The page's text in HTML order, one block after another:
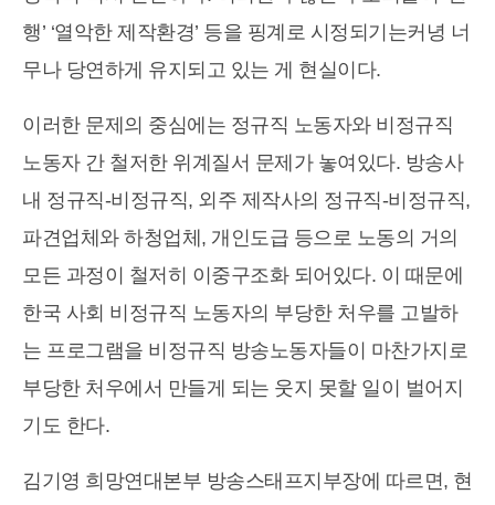
행’ ‘열악한 제작환경’ 등을 핑계로 시정되기는커녕 너
무나 당연하게 유지되고 있는 게 현실이다.
이러한 문제의 중심에는 정규직 노동자와 비정규직
노동자 간 철저한 위계질서 문제가 놓여있다. 방송사
내 정규직-비정규직, 외주 제작사의 정규직-비정규직,
파견업체와 하청업체, 개인도급 등으로 노동의 거의
모든 과정이 철저히 이중구조화 되어있다. 이 때문에
한국 사회 비정규직 노동자의 부당한 처우를 고발하
는 프로그램을 비정규직 방송노동자들이 마찬가지로
부당한 처우에서 만들게 되는 웃지 못할 일이 벌어지
기도 한다.
김기영 희망연대본부 방송스태프지부장에 따르면, 현